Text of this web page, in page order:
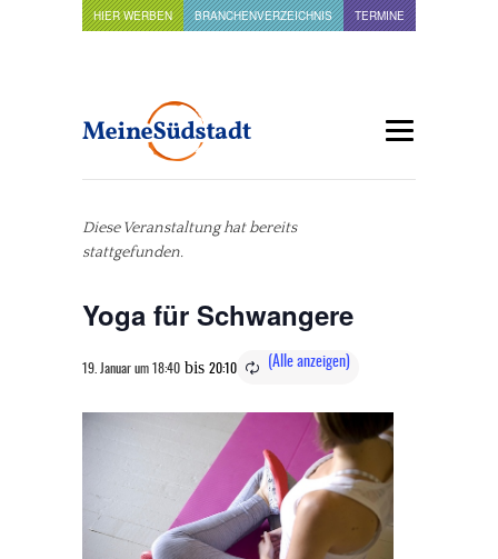
HIER WERBEN BRANCHENVERZEICHNIS TERMINE
Diese Veranstaltung hat bereits
stattgefunden.
Yoga für Schwangere
19. Januar um 18:40 bis 20:10